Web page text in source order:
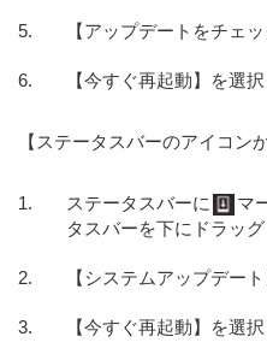
【アップデートをチェ
【今すぐ再起動】を選択
【ステータスバーのアイコン
ステータスバーに
マ
タスバーを下にドラッグ
【システムアップデー
【今すぐ再起動】を選択